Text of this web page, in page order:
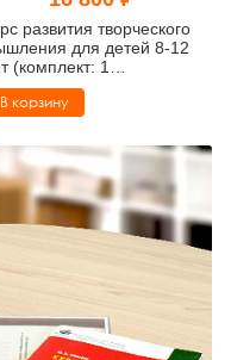
атаки
и НЛП
психология
развития творческого
для детей 8-12
(комплект: 1
+ 30 тетрадей)
В корзину